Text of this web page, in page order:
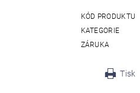
KÓD PRODUKTU
KATEGORIE
ZÁRUKA
Tisk